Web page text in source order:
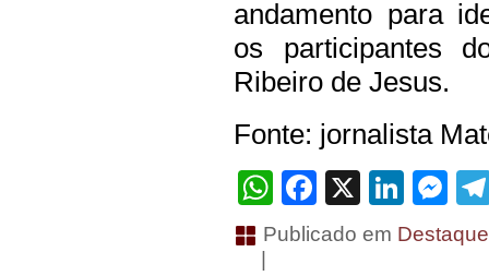
andamento para
os participantes
Ribeiro de Jesus.
Fonte: jornalista
WhatsApp
Facebook
X
Publicado em